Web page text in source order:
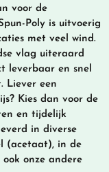
voor de
Poly is uitvoerig
met veel wind.
vlag uiteraard
leverbaar en snel
Liever een
Kies dan voor de
en tijdelijk
in diverse
(acetaat), in de
onze andere